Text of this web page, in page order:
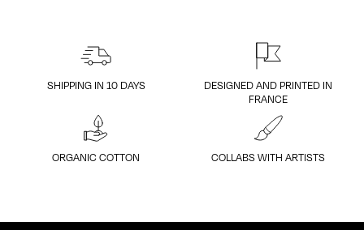
SHIPPING IN 10 DAYS
DESIGNED AND PRINTED IN
FRANCE
ORGANIC COTTON COLLABS WITH ARTISTS